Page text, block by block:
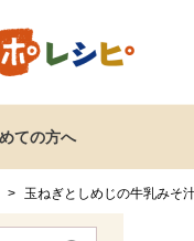
ての方へ
> 玉ねぎとしめじの牛乳みそ
ューです。
こまで。